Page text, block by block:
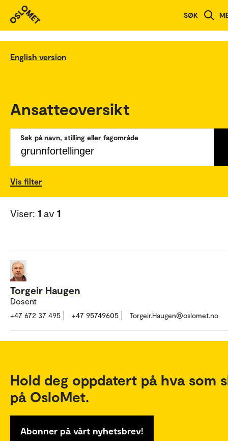
SØK
English version
Ansatteoversikt
Søk på navn, stilling eller fagområde
Vis filter
Viser: 1 av 1
Torgeir Haugen
Dosent
+47 672 37 495 +47 95749605 Torgeir.Haugen@oslomet.no
Hold deg oppdatert på hva som
på OsloMet.
Abonner på vårt nyhetsbrev!